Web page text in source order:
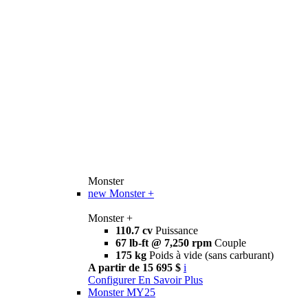
Monster
new Monster +
Monster +
110.7 cv Puissance
67 lb-ft @ 7,250 rpm Couple
175 kg Poids à vide (sans carburant)
A partir de 15 695 $ i
Configurer En Savoir Plus
Monster MY25